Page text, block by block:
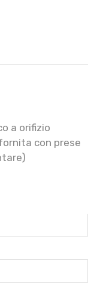
a orifizio
con prese